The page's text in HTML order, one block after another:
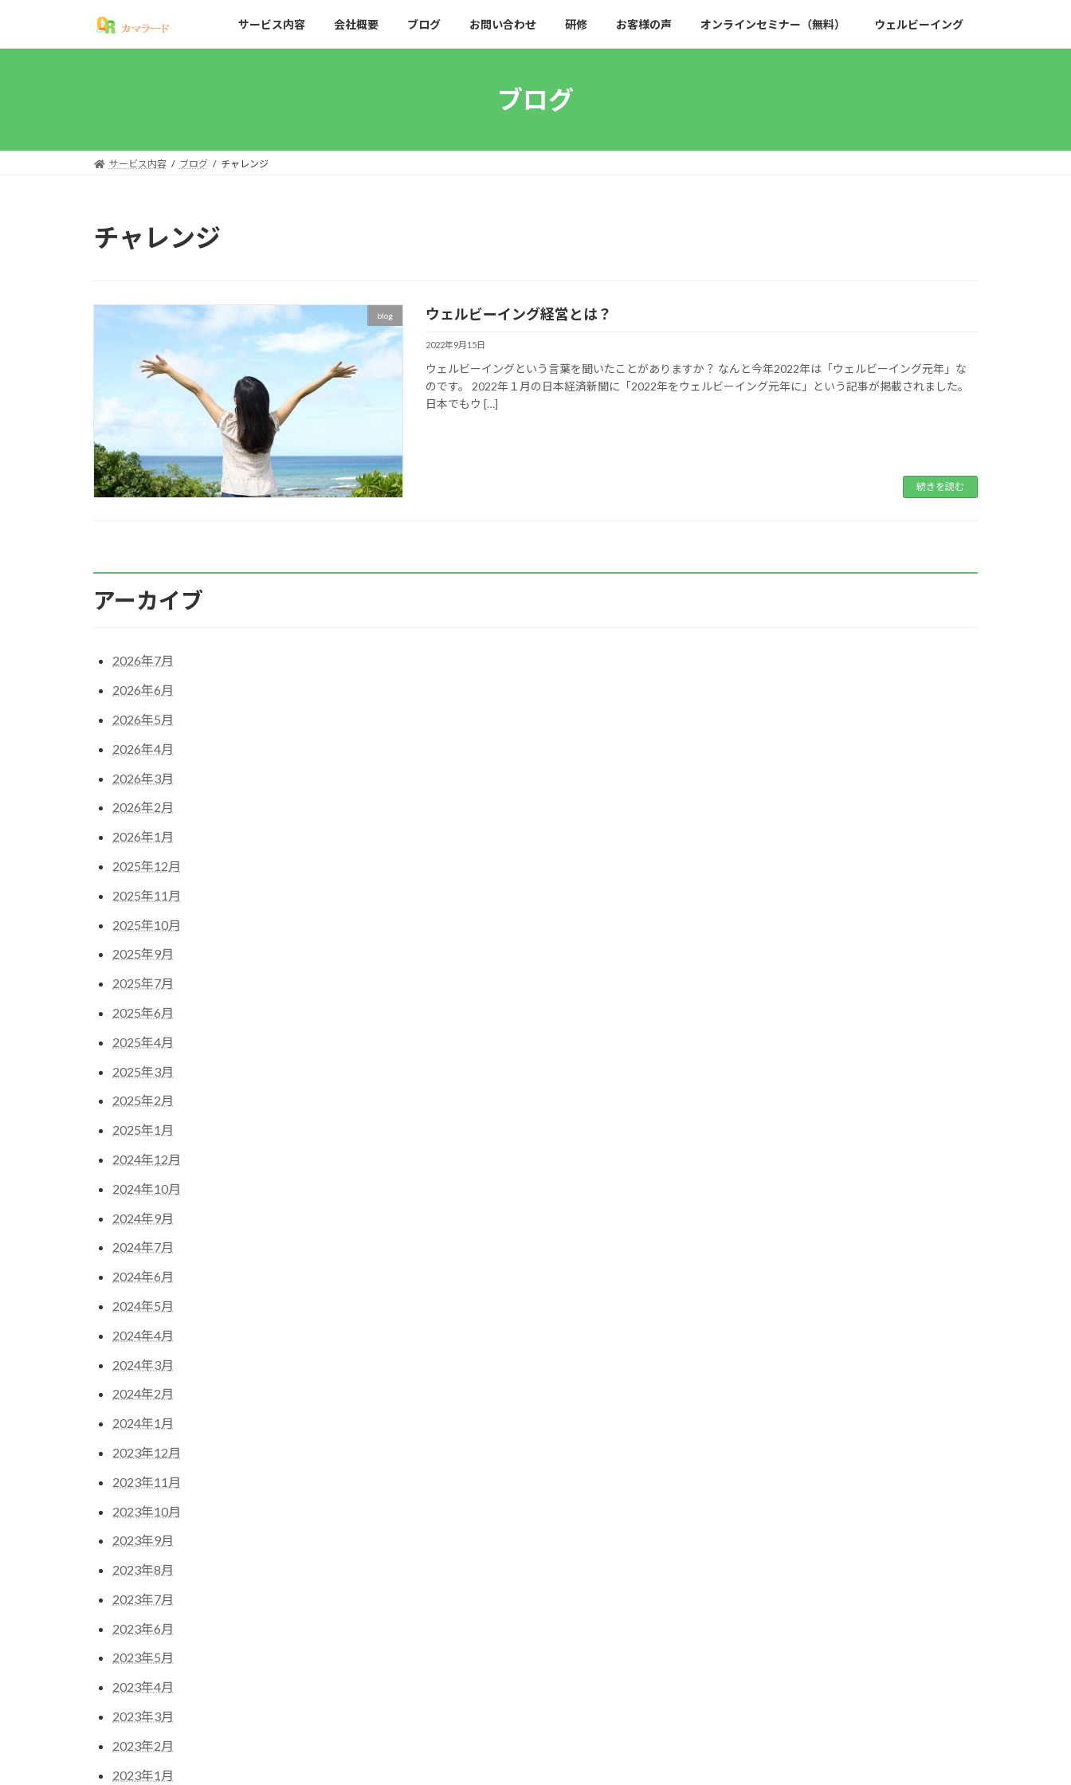
テ
ゲ
サービス内容 会社概要 ブログ お問い合わせ 研修 お客様の声 オンラインセミナー（無料） ウェルビーイング
ブログ
サービス内容 ブログ チャレンジ
チャレンジ
blog ウェルビーイング経営とは？
2022年9月15日
ウェルビーイングという言葉を聞いたことがありますか？ なんと今年2022年は「ウェルビーイング元年」な
のです。 2022年１月の日本経済新聞に「2022年をウェルビーイング元年に」という記事が掲載されました。
日本でもウ […]
続きを読む
アーカイブ
2026年7月
2026年6月
2026年5月
2026年4月
2026年3月
2026年2月
2026年1月
2025年12月
2025年11月
2025年10月
2025年9月
2025年7月
2025年6月
2025年4月
2025年3月
2025年2月
2025年1月
2024年12月
2024年10月
2024年9月
2024年7月
2024年6月
2024年5月
2024年4月
2024年3月
2024年2月
2024年1月
2023年12月
2023年11月
2023年10月
2023年9月
2023年8月
2023年7月
2023年6月
2023年5月
2023年4月
2023年3月
2023年2月
2023年1月